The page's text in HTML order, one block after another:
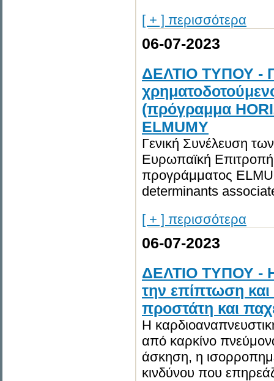
[ + ] περισσότερα
06-07-2023
ΔΕΛΤΙΟ ΤΥΠΟΥ -
(πρόγραμμα
ELMUMY
Γενική Συνέλευση
Ευρωπαϊκή
προγράμματος
determinants
[ + ] περισσότερα
06-07-2023
ΔΕΛΤΙΟ ΤΥΠΟΥ - Η
την επίπτωση
προστάτη και
Η
από καρκίνο
άσκηση, η
κινδύνου που